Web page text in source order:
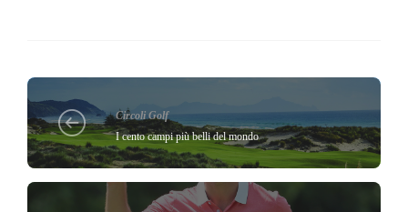
Circoli Golf
I cento campi più belli del mondo